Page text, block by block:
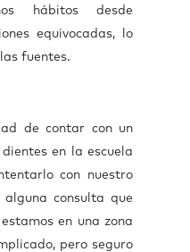
hábitos desde
equivocadas, lo
fuentes.
de contar con un
en la escuela
con nuestro
consulta que
en una zona
pero seguro